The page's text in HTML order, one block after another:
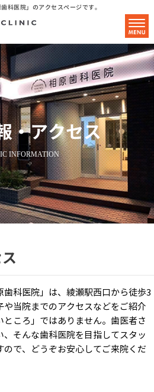
科医院」のアクセスページです。
・アクセス
INFORMATION
科医院」は、綾瀬駅西口から徒歩3
当院までのアクセスなどをご紹介
ところ」ではありません。歯医者さ
そんな歯科医院を目指してスタッ
ので、どうぞお安心してご来院くだ